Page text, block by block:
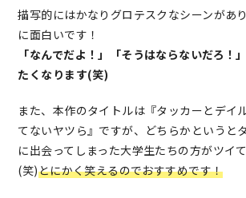
描写的にはかなりグロテスクなシーンがあ
に面白いです！
「なんでだよ！」「そうはならないだろ！
たくなります(笑)
また、本作のタイトルは『タッカーとデイ
てないヤツら』ですが、どちらかというと
に出会ってしまった大学生たちの方がツイ
(笑)とにかく笑えるのでおすすめです！